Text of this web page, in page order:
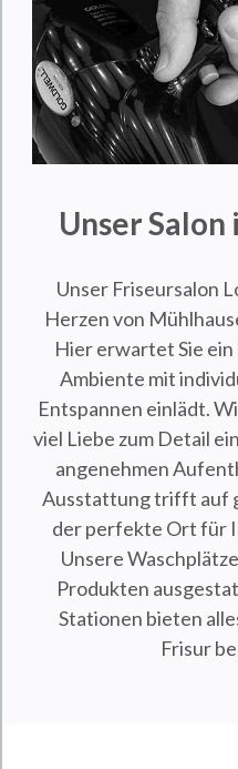
Unser
Unser Friseursalon
Herzen von
Hier erwartet Sie
Ambiente mit
Entspannen einlädt.
viel Liebe zum Detail
angenehmen
Ausstattung trifft auf
der perfekte Ort für
Unsere
Produkten
Stationen bieten
Frisur